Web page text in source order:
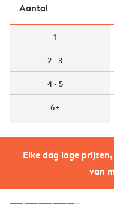
Elke dag lage
van
Aantal
1
2 - 3
4 - 5
6+